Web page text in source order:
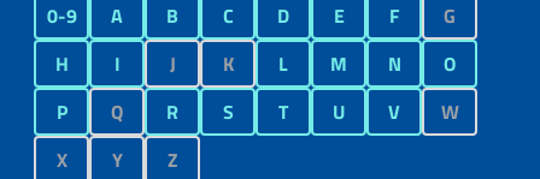
0-9 A B C D E F
G
H
I J K L M N
O
P
Q R S T U V
W
X
Y Z